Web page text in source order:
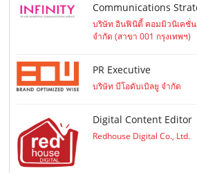
Communications
บริษัท อินฟินิตี้ คอมมิวนิเคชั่
จำกัด (สาขา 001 กรุงเทพฯ)
PR Executive
บริษัท บีโอดับเบิลยู จำกัด
Digital Content Editor
Redhouse Digital Co., Ltd.